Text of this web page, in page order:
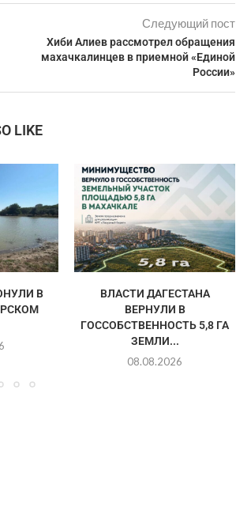
Следующий пост
Хиби Алиев рассмотрел обращения
махачкалинцев в приемной «Единой
России»
LIKE
В
ВЛАСТИ ДАГЕСТАНА
ВЕРНУЛИ В
ГОССОБСТВЕННОСТЬ 5,8 ГА
ЗЕМЛИ...
08.08.2026